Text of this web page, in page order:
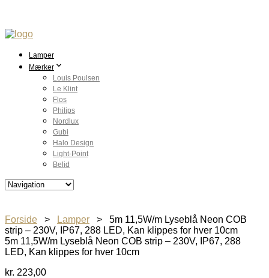
Lamper
Mærker
Louis Poulsen
Le Klint
Flos
Philips
Nordlux
Gubi
Halo Design
Light-Point
Belid
Forside > Lamper > 5m 11,5W/m Lyseblå Neon COB
strip – 230V, IP67, 288 LED, Kan klippes for hver 10cm
5m 11,5W/m Lyseblå Neon COB strip – 230V, IP67, 288
LED, Kan klippes for hver 10cm
kr. 223,00